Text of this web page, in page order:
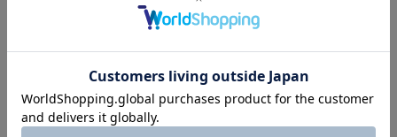
ここ様
購入確認済み
購入サイズ: M